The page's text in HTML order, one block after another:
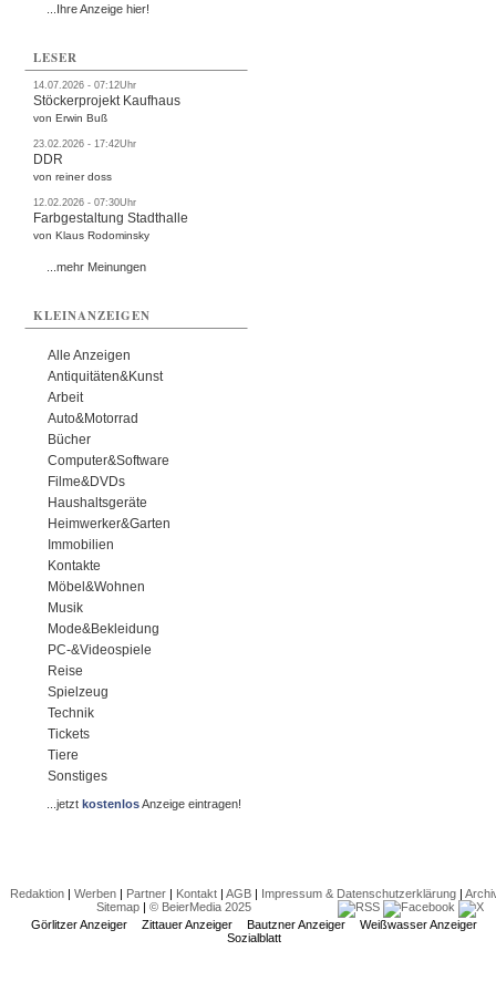
...Ihre Anzeige hier!
LESER
14.07.2026 - 07:12Uhr
Stöckerprojekt Kaufhaus
von Erwin Buß
23.02.2026 - 17:42Uhr
DDR
von reiner doss
12.02.2026 - 07:30Uhr
Farbgestaltung Stadthalle
von Klaus Rodominsky
...mehr Meinungen
KLEINANZEIGEN
Alle Anzeigen
Antiquitäten&Kunst
Arbeit
Auto&Motorrad
Bücher
Computer&Software
Filme&DVDs
Haushaltsgeräte
Heimwerker&Garten
Immobilien
Kontakte
Möbel&Wohnen
Musik
Mode&Bekleidung
PC-&Videospiele
Reise
Spielzeug
Technik
Tickets
Tiere
Sonstiges
...jetztkostenlosAnzeige eintragen!
Redaktion| Werben| Partner| Kontakt| AGB| Impressum & Datenschutzerklärung|
Sitemap| © BeierMedia 2025
Görlitzer Anzeiger
Zittauer Anzeiger Bautzner Anzeiger
Weißwasser Anzeiger
Sozialblatt